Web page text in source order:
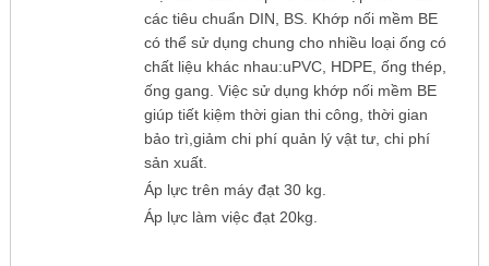
các tiêu chuẩn DIN, BS. Khớp nối mềm BE
có thể sử dụng chung cho nhiều loại ống có
chất liệu khác nhau:uPVC, HDPE, ống thép,
ống gang. Việc sử dụng khớp nối mềm BE
giúp tiết kiệm thời gian thi công, thời gian
bảo trì,giảm chi phí quản lý vật tư, chi phí
sản xuất.
Áp lực trên máy đạt 30 kg.
Áp lực làm việc đạt 20kg.